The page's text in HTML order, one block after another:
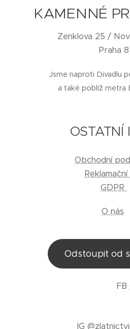
KAMENNÉ
Zenklova 25 /
Praha 8
Jsme naproti Divadlu
a také poblíž metra
OSTATNÍ
Obchodní
GDPR
O nás
Odstoupit od
FB
IG